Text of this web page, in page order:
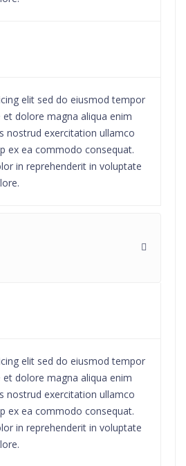
elit sed do eiusmod tempor
dolore magna aliqua enim
nostrud exercitation ullamco
ex ea commodo consequat.
in reprehenderit in voluptate
elit sed do eiusmod tempor
dolore magna aliqua enim
nostrud exercitation ullamco
ex ea commodo consequat.
in reprehenderit in voluptate